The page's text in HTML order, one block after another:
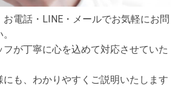
電話・LINE・メールでお気軽にお問
が丁寧に心を込めて対応させていた
にも、わかりやすくご説明いたします